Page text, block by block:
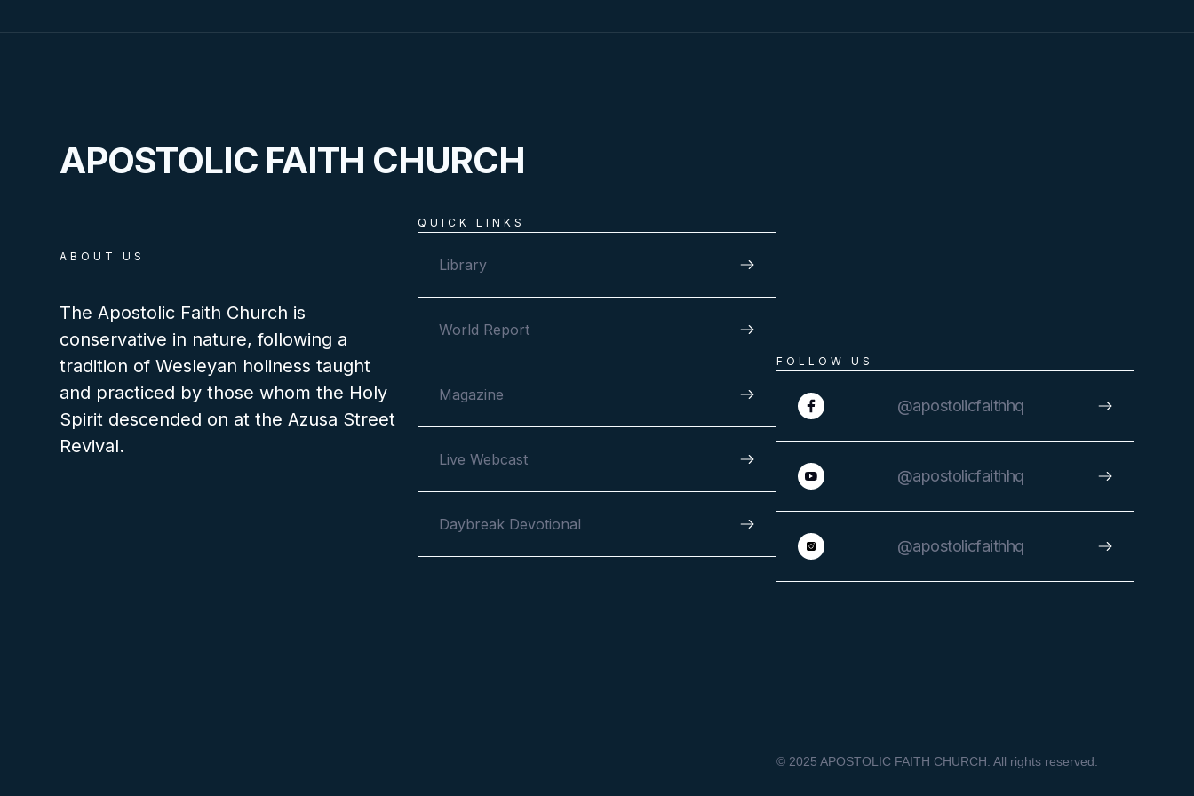
APOSTOLIC FAITH CHURCH
FOLLOW US
@apostolicfaithhq
@apostolicfaithhq
@apostolicfaithhq
QUICK LINKS
Library
World Report
Magazine
Live Webcast
Daybreak Devotional
ABOUT US
The Apostolic Faith Church is
conservative in nature, following a
tradition of Wesleyan holiness taught
and practiced by those whom the Holy
Spirit descended on at the Azusa Street
Revival.
© 2025 APOSTOLIC FAITH CHURCH. All rights reserved.